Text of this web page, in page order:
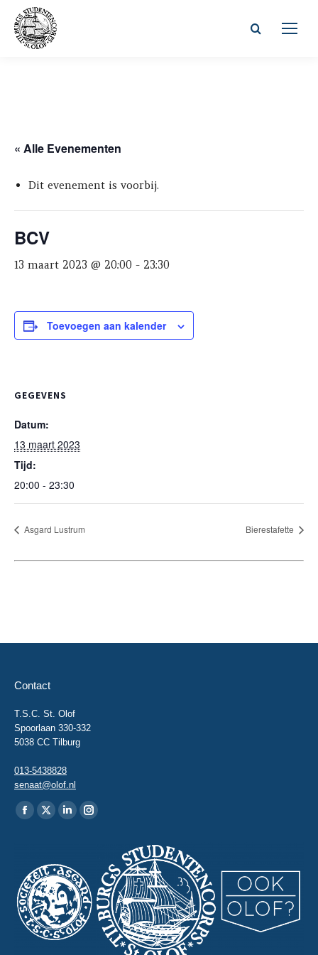
Zoeken:
« Alle Evenementen
Dit evenement is voorbij.
BCV
13 maart 2023 @ 20:00 - 23:30
Toevoegen aan kalender
GEGEVENS
Datum:
13 maart 2023
Tijd:
20:00 - 23:30
Asgard Lustrum Bierestafette
Contact
T.S.C. St. Olof
Spoorlaan 330-332
5038 CC Tilburg
013-5438828
senaat@olof.nl
Vind ons op:
Facebook
in
new
window
X
in
new
window
Linkedin
in
new
window
Instagram
new
window